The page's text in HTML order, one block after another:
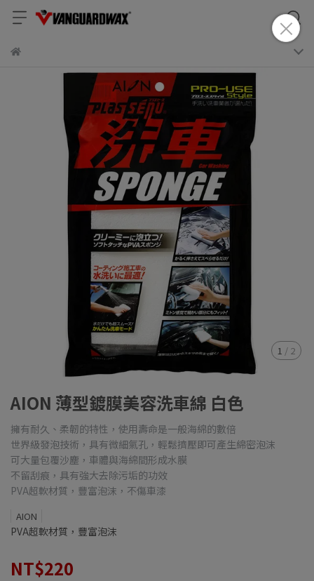
1 / 2
AION 薄型鍍膜美容洗車綿 白色
擁有耐久、柔韌的特性，使用壽命是一般海綿的數倍
世界級發泡技術，具有微細氣孔，輕鬆擠壓即可產生綿密泡沫
可大量包覆沙塵，車體與海綿間形成水膜
不留刮痕，具有強大去除污垢的功效
PVA超軟材質，豐富泡沫，不傷車漆
AION
PVA超軟材質，豐富泡沫
NT$220